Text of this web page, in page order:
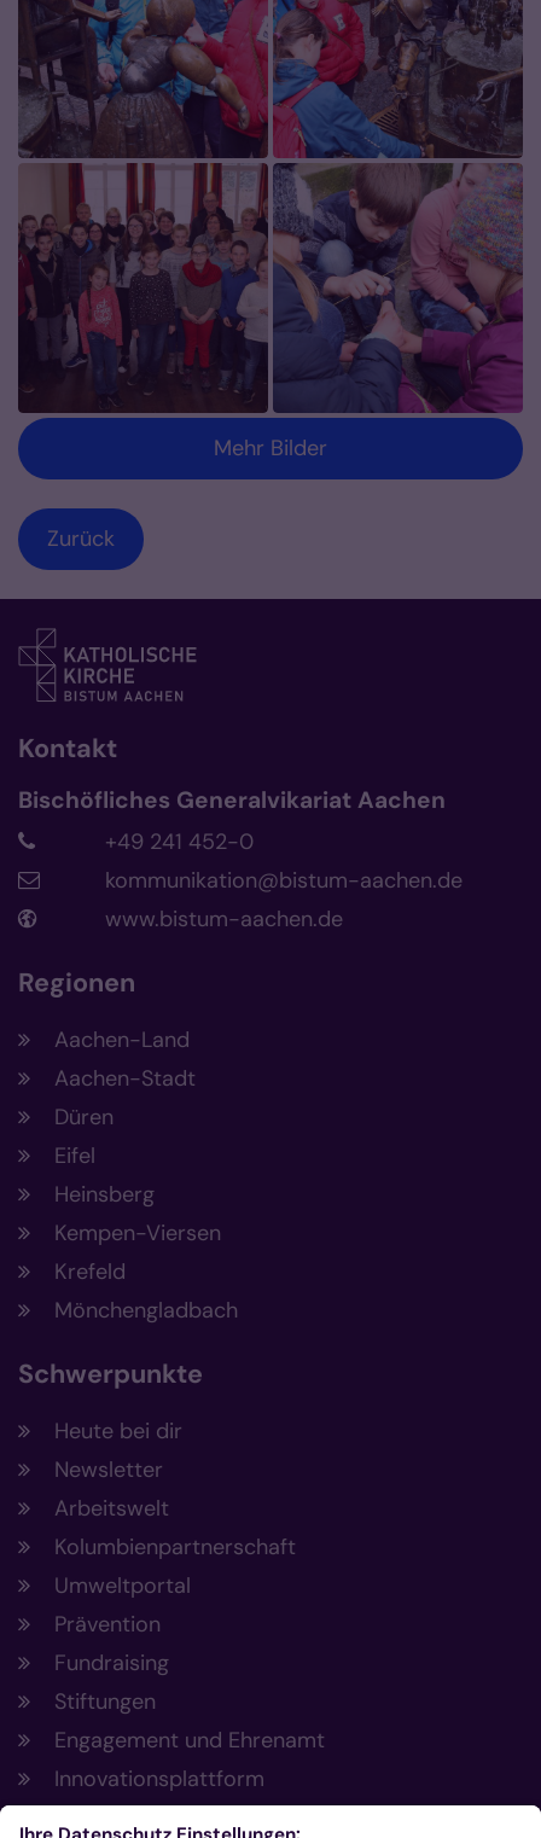
Mehr Bilder
Zurück
Kontakt
Bischöfliches Generalvikariat Aachen
+49 241 452-0
kommunikation@bistum-aachen.de
www.bistum-aachen.de
Regionen
Aachen-Land
Aachen-Stadt
Düren
Eifel
Heinsberg
Kempen-Viersen
Krefeld
Mönchengladbach
Schwerpunkte
Heute bei dir
Newsletter
Arbeitswelt
Kolumbienpartnerschaft
Umweltportal
Prävention
Fundraising
Stiftungen
Engagement und Ehrenamt
Innovationsplattform